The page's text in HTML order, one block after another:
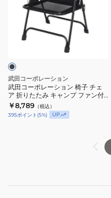
ョ
ン
椅
子
チ
武田コーポレーション
武田コーポレーション 椅子 チェ
ア 折りたたみ キャンプ ファン付
き ウッドローチェア FAC26-
77BK
￥8,789 （税込）
395ポイント (5%) UP